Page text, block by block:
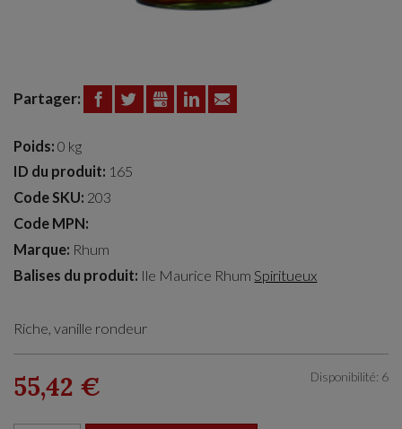
Partager: FACEBOOKTWITTERGOOGLE+LINKEDIN
Poids: 0 kg
ID du produit: 165
Code SKU: 203
Code MPN:
Marque: Rhum
Balises du produit: Ile Maurice Rhum Spiritueux
Riche, vanille rondeur
Disponibilité: 6
55,42 €